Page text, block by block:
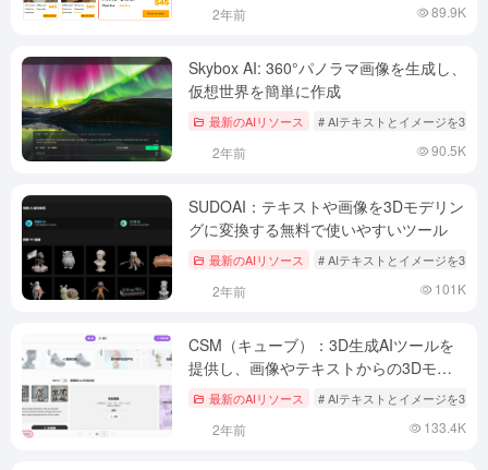
2年前 89.9K
Skybox AI: 360°パノラマ画像を生成し、
仮想世界を簡単に作成
最新のAIリソース # AIテキストとイメージを3Dへ
2年前 90.5K
SUDOAI：テキストや画像を3Dモデリン
グに変換する無料で使いやすいツール
最新のAIリソース # AIテキストとイメージを3Dへ
2年前 101K
CSM（キューブ）：3D生成AIツールを
提供し、画像やテキストからの3Dモデ
ル生成をサポート。
最新のAIリソース # AIテキストとイメージを3Dへ
2年前 133.4K